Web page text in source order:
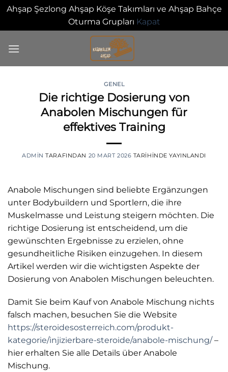
Ahşap Şezlong Ahşap Köşe Takımları ve Ahşap Bahçe
Oturma Grupları Kapat
atla
GENEL
Die richtige Dosierung von
Anabolen Mischungen für
effektives Training
ADMIN TARAFINDAN 20 MART 2026 TARIHINDE YAYINLANDI
Anabole Mischungen sind beliebte Ergänzungen
unter Bodybuildern und Sportlern, die ihre
Muskelmasse und Leistung steigern möchten. Die
richtige Dosierung ist entscheidend, um die
gewünschten Ergebnisse zu erzielen, ohne
gesundheitliche Risiken einzugehen. In diesem
Artikel werden wir die wichtigsten Aspekte der
Dosierung von Anabolen Mischungen beleuchten.
Damit Sie beim Kauf von Anabole Mischung nichts
falsch machen, besuchen Sie die Website
https://steroidesosterreich.com/produkt-
kategorie/injizierbare-steroide/anabole-mischung/–
hier erhalten Sie alle Details über Anabole
Mischung.